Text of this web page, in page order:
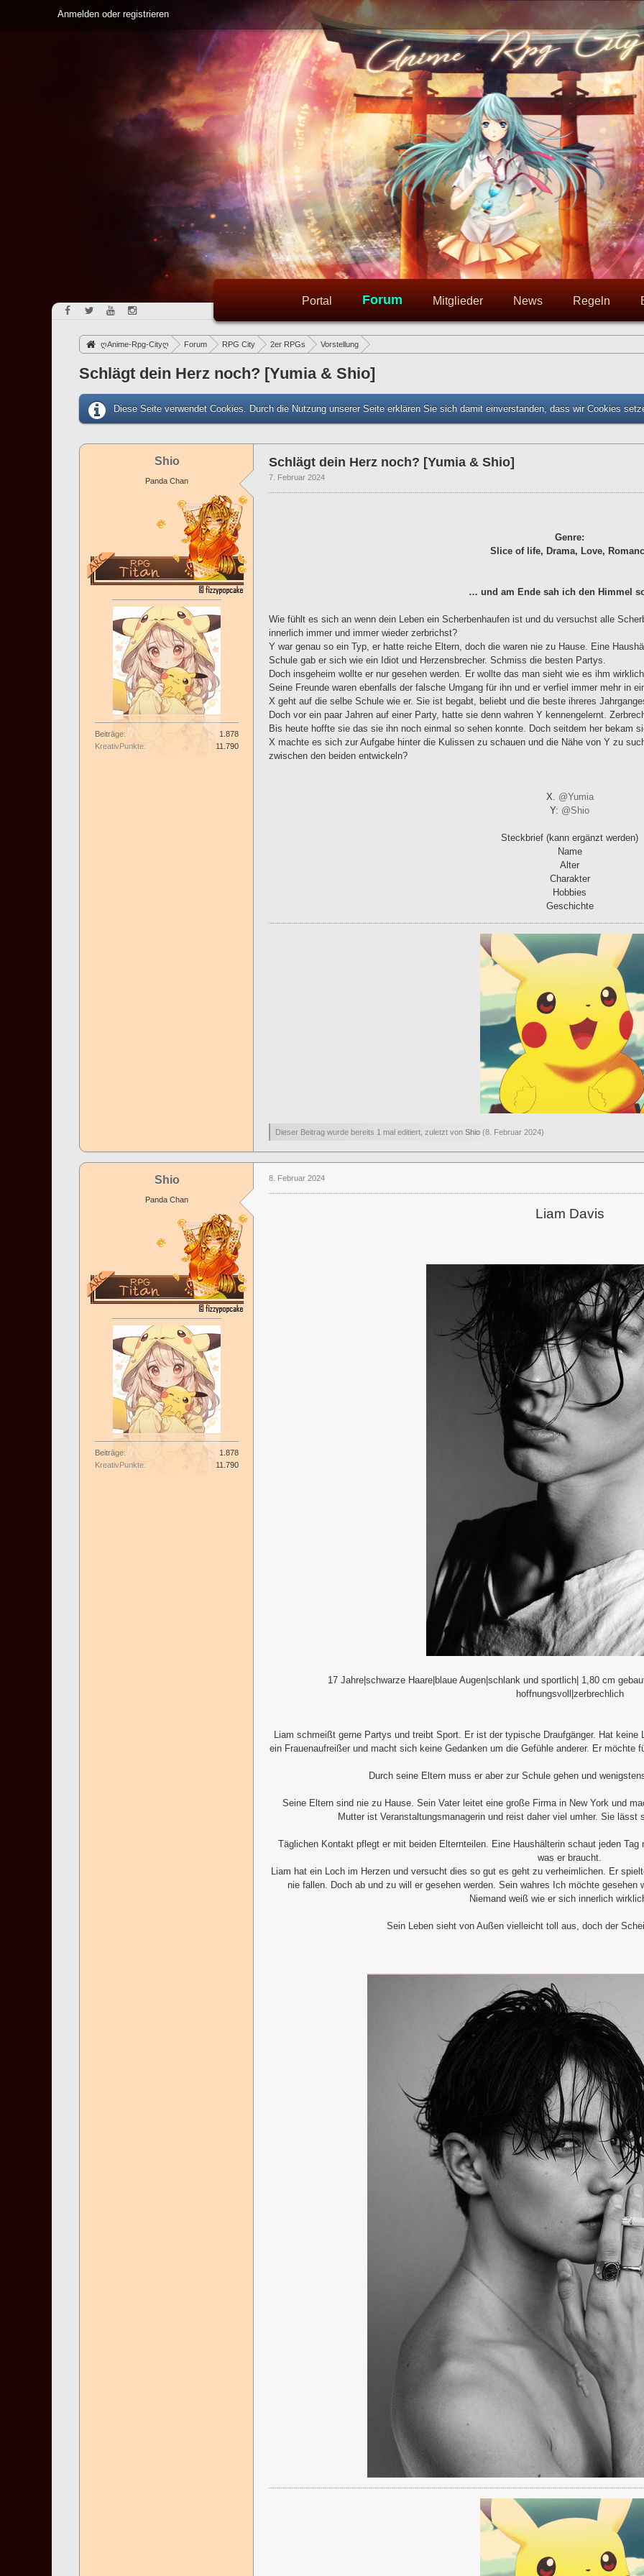
Anmelden oder registrieren
Portal Forum Mitglieder News Regeln
ღAnime-Rpg-Cityღ Forum RPG City 2er RPGs Vorstellung
Schlägt dein Herz noch? [Yumia & Shio]
Diese Seite verwendet Cookies. Durch die Nutzung unserer Seite erklären Sie sich damit einverstanden, dass wir Cookies
Shio
Panda Chan
Beiträge
1.878
KreativPunkte
11.790
Schlägt dein Herz noch? [Yumia & Shio]
7. Februar 2024
Genre:
Slice of life, Drama, Love,
… und am Ende sah ich den Himmel
Wie fühlt es sich an wenn dein Leben ein Scherbenhaufen ist und du versuchst alle
innerlich immer und immer wieder zerbrichst?
Y war genau so ein Typ, er hatte reiche Eltern, doch die waren nie zu Hause. Eine
Schule gab er sich wie ein Idiot und Herzensbrecher. Schmiss die besten Partys.
Doch insgeheim wollte er nur gesehen werden. Er wollte das man sieht wie es ihm
Seine Freunde waren ebenfalls der falsche Umgang für ihn und er verfiel immer mehr in
X geht auf die selbe Schule wie er. Sie ist begabt, beliebt und die beste ihreres
Doch vor ein paar Jahren auf einer Party, hatte sie denn wahren Y kennengelernt.
Bis heute hoffte sie das sie ihn noch einmal so sehen konnte. Doch seitdem her bekam
X machte es sich zur Aufgabe hinter die Kulissen zu schauen und die Nähe von Y zu
zwischen den beiden entwickeln?
X. @Yumia
Y: @Shio
Steckbrief (kann ergänzt werden)
Name
Alter
Charakter
Hobbies
Geschichte
Dieser Beitrag wurde bereits 1 mal editiert, zuletzt von Shio (8. Februar 2024)
Shio
Panda Chan
Beiträge
1.878
KreativPunkte
11.790
8. Februar 2024
Liam Davis
17 Jahre|schwarze Haare|blaue Augen|schlank und sportlich| 1,80 cm
hoffnungsvoll|zerbrechlich
Liam schmeißt gerne Partys und treibt Sport. Er ist der typische Draufgänger. Hat
ein Frauenaufreißer und macht sich keine Gedanken um die Gefühle anderer. Er
Durch seine Eltern muss er aber zur Schule gehen und
Seine Eltern sind nie zu Hause. Sein Vater leitet eine große Firma in New York und
Mutter ist Veranstaltungsmanagerin und reist daher viel umher. Sie
Täglichen Kontakt pflegt er mit beiden Elternteilen. Eine Haushälterin schaut jeden
was er braucht.
Liam hat ein Loch im Herzen und versucht dies so gut es geht zu verheimlichen. Er
nie fallen. Doch ab und zu will er gesehen werden. Sein wahres Ich möchte
Niemand weiß wie er sich innerlich
Sein Leben sieht von Außen vielleicht toll aus, doch der